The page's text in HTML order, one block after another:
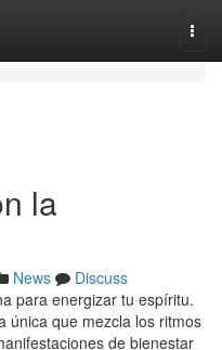
la
News
Discuss
para energizar tu espíritu.
única que mezcla los ritmos
de bienestar